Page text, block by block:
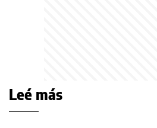
Leé más